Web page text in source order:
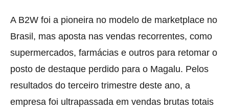
A B2W foi a pioneira no modelo de marketplace no
Brasil, mas aposta nas vendas recorrentes, como
supermercados, farmácias e outros para retomar o
posto de destaque perdido para o Magalu. Pelos
resultados do terceiro trimestre deste ano, a
empresa foi ultrapassada em vendas brutas totais